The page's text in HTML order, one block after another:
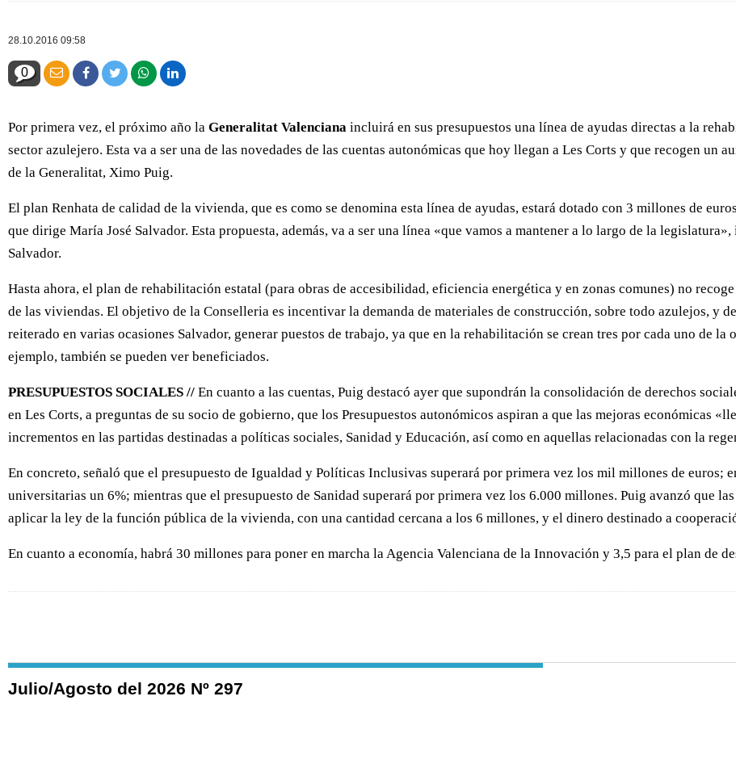
28.10.2016 09:58
0
Por primera vez, el próximo año la Generalitat Valenciana incluirá en sus presupuestos una línea de ayudas directas a la
sector azulejero. Esta va a ser una de las novedades de las cuentas autonómicas que hoy llegan a Les Corts y que recogen un
de la Generalitat, Ximo Puig.
El plan Renhata de calidad de la vivienda, que es como se denomina esta línea de ayudas, estará dotado con 3 millones de
que dirige María José Salvador. Esta propuesta, además, va a ser una línea «que vamos a mantener a lo largo de la
Salvador.
Hasta ahora, el plan de rehabilitación estatal (para obras de accesibilidad, eficiencia energética y en zonas comunes) no
de las viviendas. El objetivo de la Conselleria es incentivar la demanda de materiales de construcción, sobre todo azulejos, y
reiterado en varias ocasiones Salvador, generar puestos de trabajo, ya que en la rehabilitación se crean tres por cada uno de
ejemplo, también se pueden ver beneficiados.
PRESUPUESTOS SOCIALES // En cuanto a las cuentas, Puig destacó ayer que supondrán la consolidación de derechos
en Les Corts, a preguntas de su socio de gobierno, que los Presupuestos autonómicos aspiran a que las mejoras económicas
incrementos en las partidas destinadas a políticas sociales, Sanidad y Educación, así como en aquellas relacionadas con la
En concreto, señaló que el presupuesto de Igualdad y Políticas Inclusivas superará por primera vez los mil millones de euros;
universitarias un 6%; mientras que el presupuesto de Sanidad superará por primera vez los 6.000 millones. Puig avanzó que
aplicar la ley de la función pública de la vivienda, con una cantidad cercana a los 6 millones, y el dinero destinado a
En cuanto a economía, habrá 30 millones para poner en marcha la Agencia Valenciana de la Innovación y 3,5 para el plan de
Julio/Agosto del 2026 Nº 297